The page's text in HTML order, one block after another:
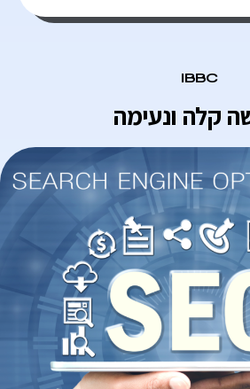
IBBC
קלה ונעימה